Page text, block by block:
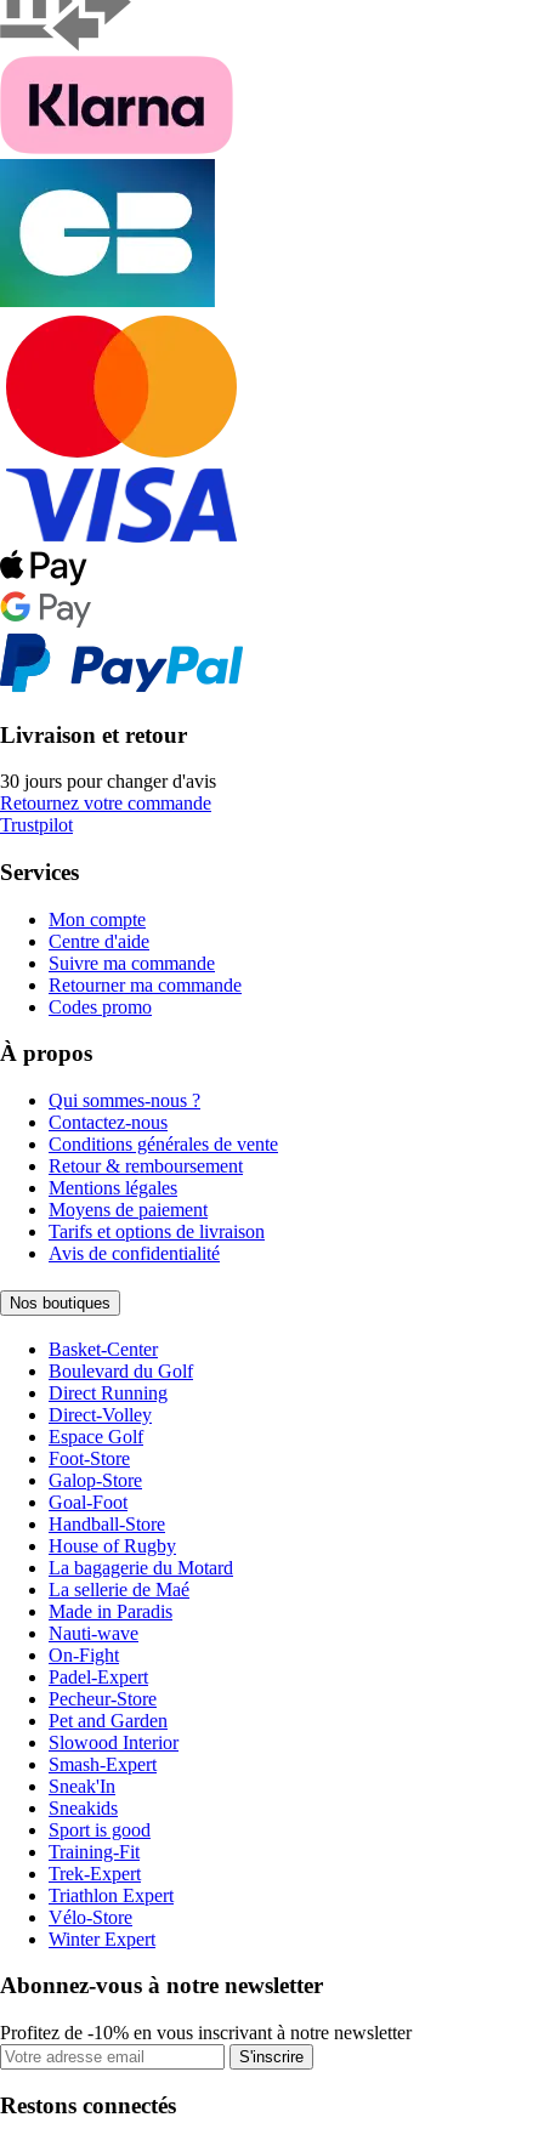
Livraison et retour
30 jours pour changer d'avis
Retournez votre commande
Trustpilot
Services
Mon compte
Centre d'aide
Suivre ma commande
Retourner ma commande
Codes promo
À propos
Qui sommes-nous ?
Contactez-nous
Conditions générales de vente
Retour & remboursement
Mentions légales
Moyens de paiement
Tarifs et options de livraison
Avis de confidentialité
Nos boutiques
Basket-Center
Boulevard du Golf
Direct Running
Direct-Volley
Espace Golf
Foot-Store
Galop-Store
Goal-Foot
Handball-Store
House of Rugby
La bagagerie du Motard
La sellerie de Maé
Made in Paradis
Nauti-wave
On-Fight
Padel-Expert
Pecheur-Store
Pet and Garden
Slowood Interior
Smash-Expert
Sneak'In
Sneakids
Sport is good
Training-Fit
Trek-Expert
Triathlon Expert
Vélo-Store
Winter Expert
Abonnez-vous à notre newsletter
Profitez de -10% en vous inscrivant à notre newsletter
S'inscrire
Restons connectés